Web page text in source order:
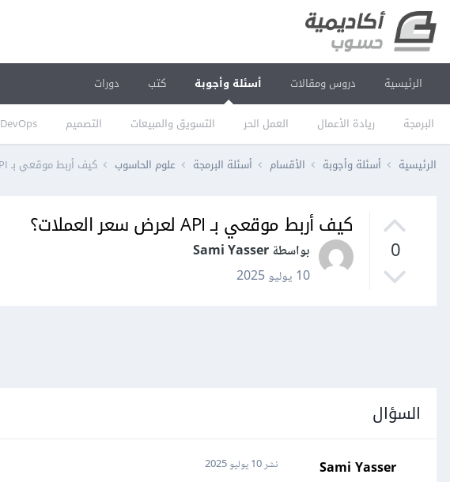
الرئيسية دروس ومقالات أسئلة وأجوبة
البرمجة ريادة الأعمال العمل الحر التسويق والمبيعات التصميم DevOps
كتب دورات
الرئيسية أسئلة وأجوبة الأقسام أسئلة البرمجة علوم الحاسوب كيف أربط موقعي بـ API لعرض سعر العملات؟
0
كيف أربط موقعي بـ API لعرض سعر العملات؟
بواسطة Sami Yasser
10 يوليو 2025
السؤال
Sami Yasser نشر10 يوليو 2025